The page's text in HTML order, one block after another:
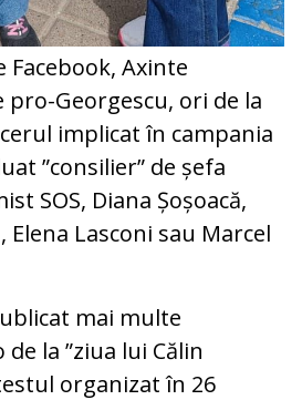
Axinte
Georgescu, ori de la
implicat în campania
”consilier” de șefa
SOS, Diana Șoșoacă,
Lasconi sau Marcel
mai multe
la ”ziua lui Călin
organizat în 26